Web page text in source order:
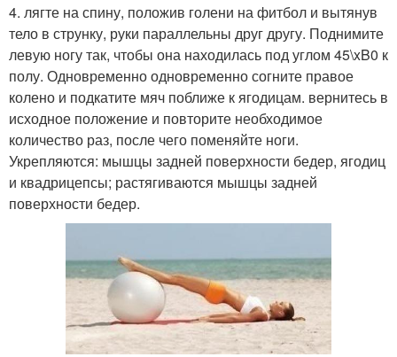
4. лягте на спину, положив голени на фитбол и вытянув
тело в струнку, руки параллельны друг другу. Поднимите
левую ногу так, чтобы она находилась под углом 45\xB0 к
полу. Одновременно одновременно согните правое
колено и подкатите мяч поближе к ягодицам. вернитесь в
исходное положение и повторите необходимое
количество раз, после чего поменяйте ноги.
Укрепляются: мышцы задней поверхности бедер, ягодиц
и квадрицепсы; растягиваются мышцы задней
поверхности бедер.